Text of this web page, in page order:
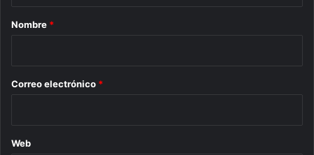
r
*
Nombre *
Correo electrónico *
Web